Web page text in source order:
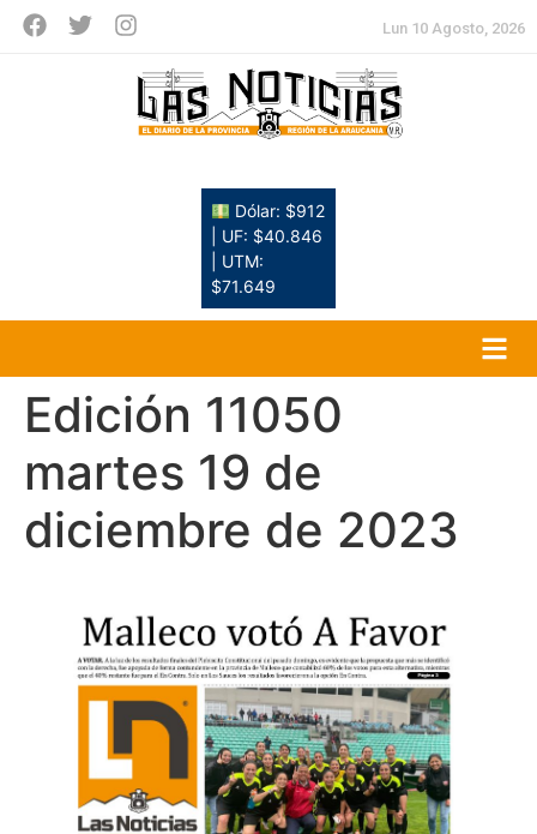
Lun 10 Agosto, 2026
Dólar: $912
| UF: $40.846
| UTM:
$71.649
Edición 11050
martes 19 de
diciembre de 2023